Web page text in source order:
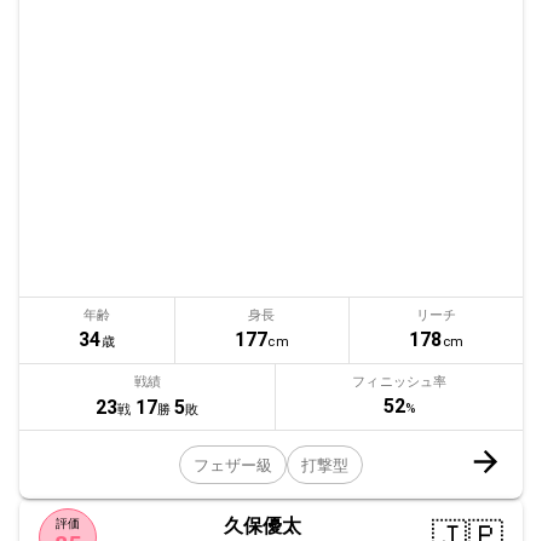
年齢
34歳
身長
177cm
リーチ
178cm
戦績
23戦 17勝 5敗
フィニッシュ率
52%
フェザー級 打撃型
評価 久保優太